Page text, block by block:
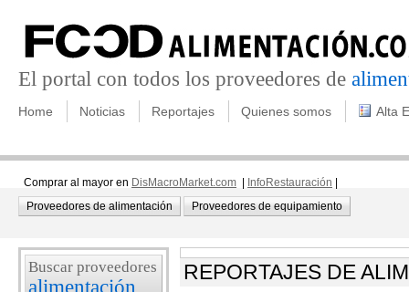
El portal con todos los proveedores de
Home Noticias Reportajes Quienes somos Alta
Comprar al mayor en DisMacroMarket.com InfoRestauración
Proveedores de alimentación
Proveedores de equipamiento
Buscar proveedores
alimentación
REPORTAJES DE